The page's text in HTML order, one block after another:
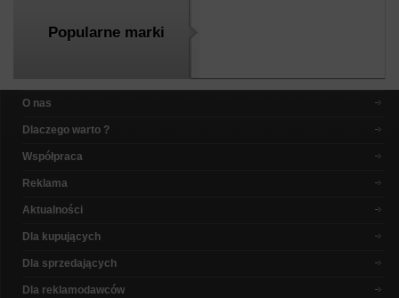
Popularne marki
O nas
Dlaczego warto ?
Współpraca
Reklama
Aktualności
Dla kupujących
Dla sprzedających
Dla reklamodawców